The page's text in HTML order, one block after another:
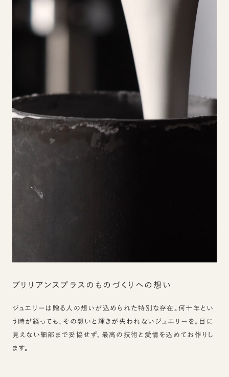
ブリリアンスプラスの ものづくりへの想い
ジュエリーは贈る人の想いが込められた特別な存在。何十年とい
う時が経っても、その想いと輝きが失われないジュエリーを。目に
見えない細部まで妥協せず、最高の技術と愛情を込めてお作りし
ます。